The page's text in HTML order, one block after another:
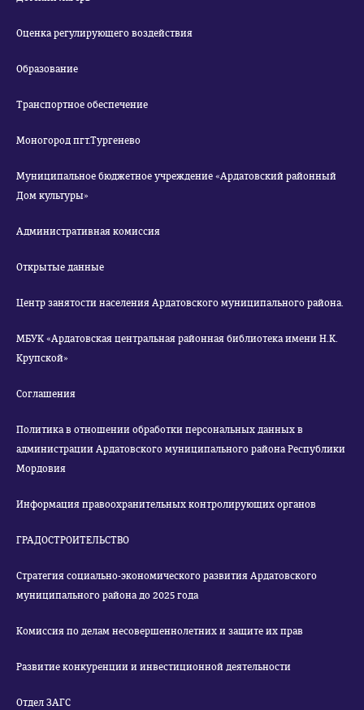
Оценка регулирующего воздействия
Образование
Транспортное обеспечение
Моногород пгт.Тургенево
Муниципальное бюджетное учреждение «Ардатовский районный
Дом культуры»
Административная комиссия
Открытые данные
Центр занятости населения Ардатовского муниципального района.
МБУК «Ардатовская центральная районная библиотека имени Н.К.
Крупской»
Соглашения
Политика в отношении обработки персональных данных в
администрации Ардатовского муниципального района Республики
Мордовия
Информация правоохранительных контролирующих органов
ГРАДОСТРОИТЕЛЬСТВО
Стратегия социально-экономического развития Ардатовского
муниципального района до 2025 года
Комиссия по делам несовершеннолетних и защите их прав
Развитие конкуренции и инвестиционной деятельности
Отдел ЗАГС